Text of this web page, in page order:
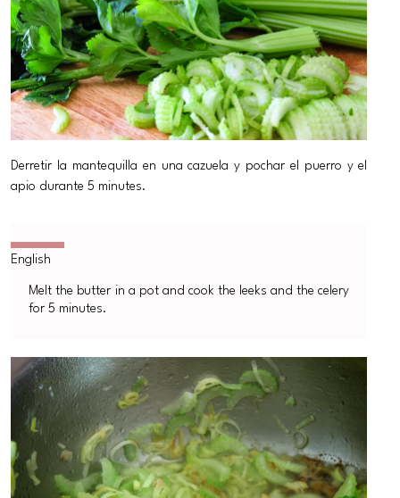
Derretir la mantequilla en una cazuela y pochar el puerro y el
apio durante 5 minutes.
Melt the butter in a pot and cook the leeks and the celery
for 5 minutes.